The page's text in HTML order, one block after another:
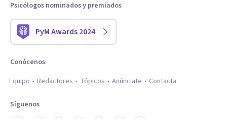
Psicólogos nominados y premiados
PyM Awards 2024
Conócenos
Equipo
Redactores Tópicos Anúnciate Contacta
Síguenos